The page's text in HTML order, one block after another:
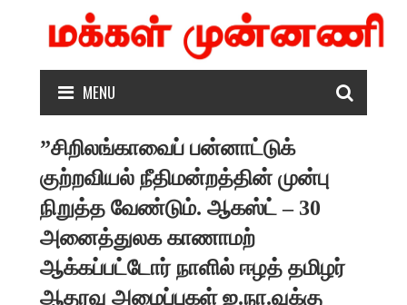
MENU
”சிறிலங்காவைப் பன்னாட்டுக்
குற்றவியல் நீதிமன்றத்தின் முன்பு
நிறுத்த வேண்டும். ஆகஸ்ட் – 30
அனைத்துலக காணாமற்
ஆக்கப்பட்டோர் நாளில் ஈழத் தமிழர்
ஆதரவு அமைப்புகள் ஐ.நா.வுக்கு